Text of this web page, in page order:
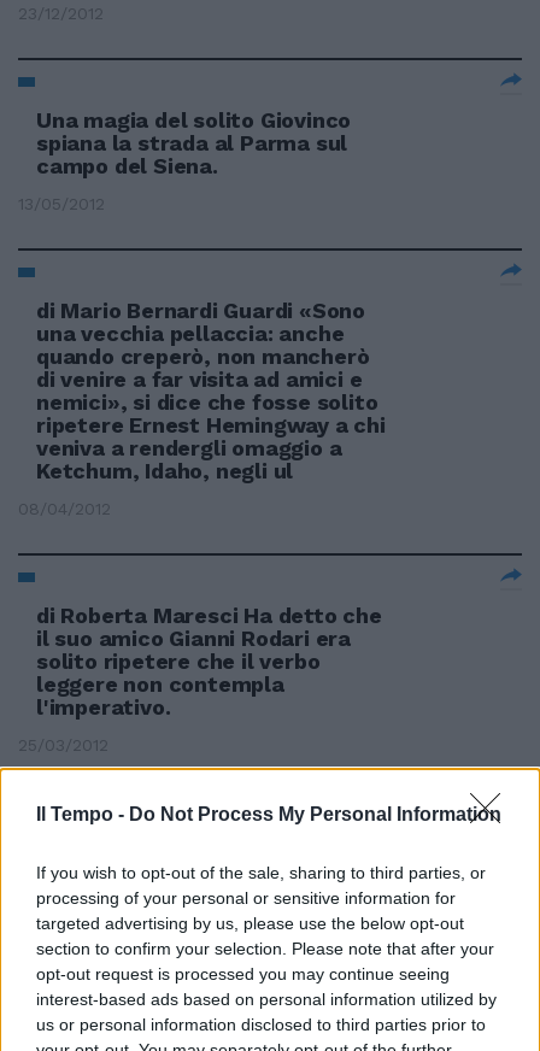
Il Tempo - Do Not Process My Personal Information
If you wish to opt-out of the sale, sharing to third parties, or
processing of your personal or sensitive information for
targeted advertising by us, please use the below opt-out
section to confirm your selection. Please note that after your
opt-out request is processed you may continue seeing
interest-based ads based on personal information utilized by
us or personal information disclosed to third parties prior to
23/12/2012
Una magia del solito Giovinco
spiana la strada al Parma sul
campo del Siena.
13/05/2012
di Mario Bernardi Guardi «Sono
una vecchia pellaccia: anche
quando creperò, non mancherò
di venire a far visita ad amici e
nemici», si dice che fosse solito
ripetere Ernest Hemingway a chi
veniva a rendergli omaggio a
Ketchum, Idaho, negli ul
08/04/2012
di Roberta Maresci Ha detto che
il suo amico Gianni Rodari era
solito ripetere che il verbo
leggere non contempla
l'imperativo.
25/03/2012
fuorigioco»
29/01/2012
L'Udinese, pareggiando per uno a
uno col Celtic (gol del solito Di